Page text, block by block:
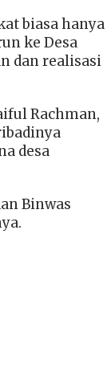
biasa hanya
ke Desa
dan realisasi
Rachman,
desa
Binwas